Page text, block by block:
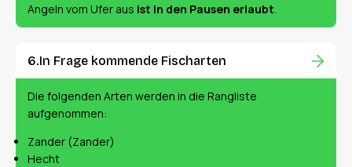
Angeln vom Ufer aus ist in den Pausen erlaubt.
In Frage kommende Fischarten
Die folgenden Arten werden in die Rangliste
aufgenommen:
Zander (Zander)
Hecht